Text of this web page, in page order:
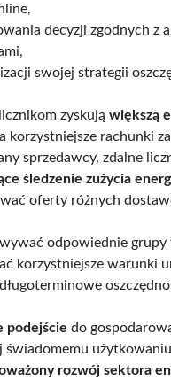
decyzji zgodnych z
swojej strategii
zyskują większą
korzystniejsze rachunki
sprzedawcy, zdalne
śledzenie zużycia
oferty różnych
odpowiednie grupy
korzystniejsze warunki
podejście do
świadomemu
rozwój sektora